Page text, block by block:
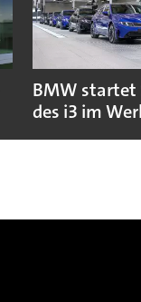
BMW startet
des i3 im